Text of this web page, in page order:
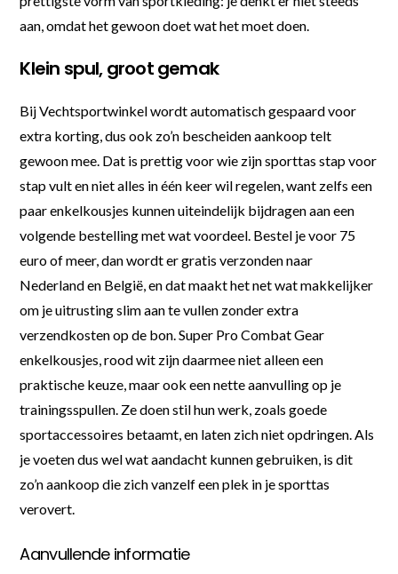
aan, omdat het gewoon doet wat het moet doen.
Klein spul, groot gemak
Bij Vechtsportwinkel wordt automatisch gespaard voor
extra korting, dus ook zo’n bescheiden aankoop telt
gewoon mee. Dat is prettig voor wie zijn sporttas stap voor
stap vult en niet alles in één keer wil regelen, want zelfs een
paar enkelkousjes kunnen uiteindelijk bijdragen aan een
volgende bestelling met wat voordeel. Bestel je voor 75
euro of meer, dan wordt er gratis verzonden naar
Nederland en België, en dat maakt het net wat makkelijker
om je uitrusting slim aan te vullen zonder extra
verzendkosten op de bon. Super Pro Combat Gear
enkelkousjes, rood wit zijn daarmee niet alleen een
praktische keuze, maar ook een nette aanvulling op je
trainingsspullen. Ze doen stil hun werk, zoals goede
sportaccessoires betaamt, en laten zich niet opdringen. Als
je voeten dus wel wat aandacht kunnen gebruiken, is dit
zo’n aankoop die zich vanzelf een plek in je sporttas
verovert.
Aanvullende informatie